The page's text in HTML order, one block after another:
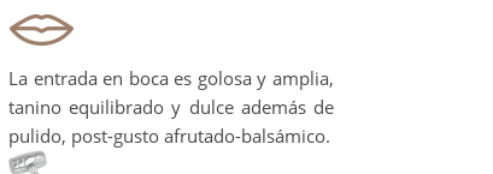
La entrada en boca es golosa y amplia,
tanino equilibrado y dulce además de
pulido, post-gusto afrutado-balsámico.